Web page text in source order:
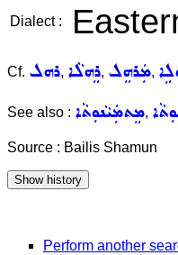
Dialect :
Cf. ܪܗܠ, ܪܸܗܠܵܐ, ܡܲܪܗܸܠ,
See also : ܡܸܬܡܲܝܵܢܘܼܬܵܐ,
Source : Bailis Shamun
Perform another